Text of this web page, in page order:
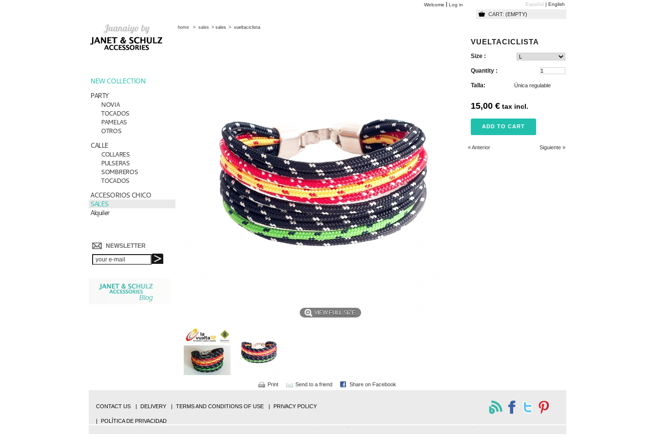
English
Español
CART: (EMPTY)
Welcome Log in
NEW COLLECTION
PARTY
NOVIA
TOCADOS
PAMELAS
OTROS
CALLE
COLLARES
PULSERAS
SOMBREROS
TOCADOS
ACCESORIOS CHICO
SALES
Alquiler
NEWSLETTER
home > sales > sales > vueltaciclista
VIEW FULL SIZE
Share on Facebook
Send to a friend
Print
VUELTACICLISTA
Size :
Quantity :
Talla: Única regulable
15,00 € tax incl.
« Anterior Siguiente »
CONTACT US DELIVERY TERMS AND CONDITIONS OF USE PRIVACY POLICY
POLÍTICA DE PRIVACIDAD